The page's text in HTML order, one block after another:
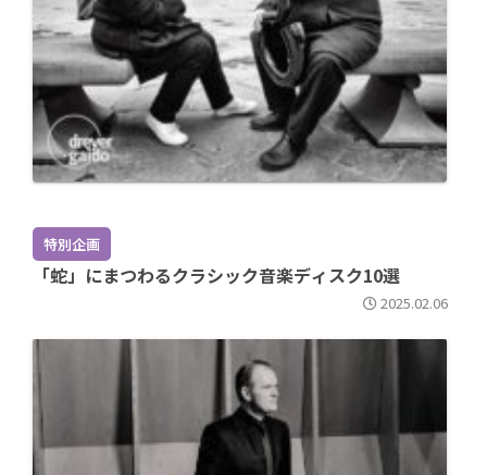
特別企画
「蛇」にまつわるクラシック音楽ディスク10選
2025.02.06